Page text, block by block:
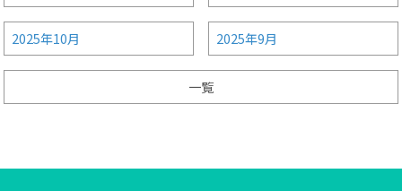
2025年10月 2025年9月
一覧